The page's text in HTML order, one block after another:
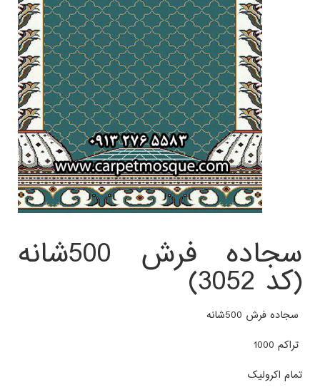
سجاده فرش 500شانه
(کد 3052)
سجاده فرش 500شانه
تراکم 1000
تمام اکرولیک